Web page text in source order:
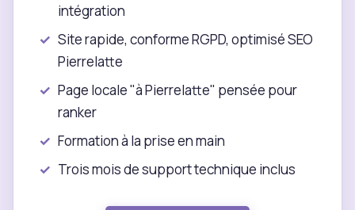
intégration
Site rapide, conforme RGPD, optimisé SEO
Pierrelatte
Page locale "à Pierrelatte" pensée pour
ranker
Formation à la prise en main
Trois mois de support technique inclus